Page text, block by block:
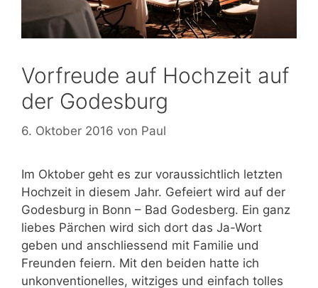
Vorfreude auf Hochzeit auf
der Godesburg
6. Oktober 2016 von Paul
Im Oktober geht es zur voraussichtlich letzten
Hochzeit in diesem Jahr. Gefeiert wird auf der
Godesburg in Bonn – Bad Godesberg. Ein ganz
liebes Pärchen wird sich dort das Ja-Wort
geben und anschliessend mit Familie und
Freunden feiern. Mit den beiden hatte ich
unkonventionelles, witziges und einfach tolles